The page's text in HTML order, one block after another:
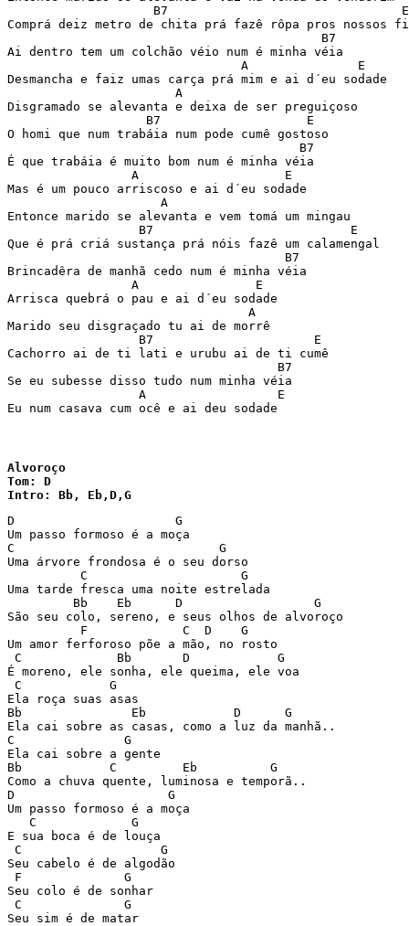
                    B7                                E
Comprá deiz metro de chita prá fazê rôpa pros nossos
                                           B7
Ai dentro tem um colchão véio num é minha véia
                                A               E
Desmancha e faiz umas carça prá mim e ai d´eu sodade
                       A
Disgramado se alevanta e deixa de ser preguiçoso
                   B7                    E
O homi que num trabáia num pode cumê gostoso
                                        B7
É que trabáia é muito bom num é minha véia
                 A                    E
Mas é um pouco arriscoso e ai d´eu sodade
                     A
Entonce marido se alevanta e vem tomá um mingau
                  B7                           E
Que é prá criá sustança prá nóis fazê um calamengal
                                      B7
Brincadêra de manhã cedo num é minha véia
                 A                E
Arrisca quebrá o pau e ai d´eu sodade
                                 A
Marido seu disgraçado tu ai de morrê
                  B7                      E
Cachorro ai de ti lati e urubu ai de ti cumê
                                     B7
Se eu subesse disso tudo num minha véia
                  A                  E
Eu num casava cum ocê e ai deu sodade
Alvoroço
Tom: D
Intro: Bb, Eb,D,G
D                      G
Um passo formoso é a moça
C                            G
Uma árvore frondosa é o seu dorso
          C                     G
Uma tarde fresca uma noite estrelada
         Bb    Eb      D                  G
São seu colo, sereno, e seus olhos de alvoroço
          F             C  D    G
Um amor ferforoso põe a mão, no rosto
C             Bb       D            G
É moreno, ele sonha, ele queima, ele voa
C            G
Ela roça suas asas
Bb               Eb            D      G
Ela cai sobre as casas, como a luz da manhã..
C               G
Ela cai sobre a gente
Bb            C         Eb          G
Como a chuva quente, luminosa e temporã..
D                     G
Um passo formoso é a moça
   C             G
E sua boca é de louça
C                   G
Seu cabelo é de algodão
F              G
Seu colo é de sonhar
C              G
Seu sim é de matar